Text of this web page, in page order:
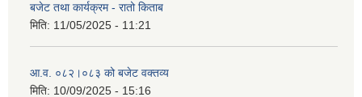
बजेट तथा कार्यक्रम - रातो किताब
मिति: 11/05/2025 - 11:21
आ.व. ०८२।०८३ को बजेट वक्तव्य
मिति: 10/09/2025 - 15:16